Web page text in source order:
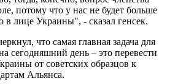
потому что у нас не будет больше
в лице Украины", - сказал генсек.
что самая главная задача для
сегодняшний день – это перевести
от советских образцов к
Альянса.